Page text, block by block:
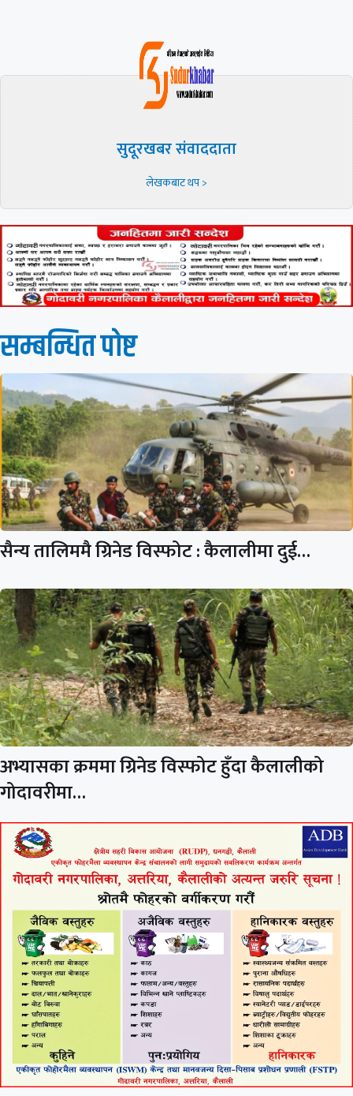
सुदूरखबर संवाददाता
लेखकबाट थप >
सम्बन्धित पाेष्ट
सैन्य तालिममै ग्रिनेड विस्फोट : कैलालीमा दुई…
अभ्यासका क्रममा ग्रिनेड विस्फोट हुँदा कैलालीको
गोदावरीमा…